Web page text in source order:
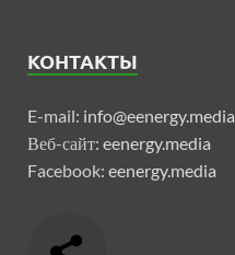
КОНТАКТЫ
E-mail: info@eenergy.media
Веб-сайт: eenergy.media
Facebook: eenergy.media